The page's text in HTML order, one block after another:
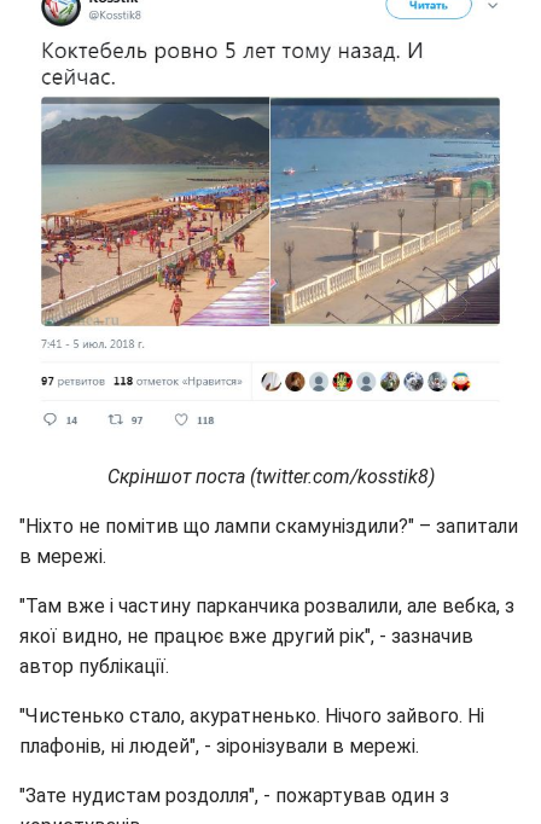
Скріншот поста (twitter.com/kosstik8)
"Ніхто не помітив що лампи скамуніздили?" – запитали
в мережі.
"Там вже і частину парканчика розвалили, але вебка, з
якої видно, не працює вже другий рік", - зазначив
автор публікації.
"Чистенько стало, акуратненько. Нічого зайвого. Ні
плафонів, ні людей", - зіронізували в мережі.
"Зате нудистам роздолля", - пожартував один з